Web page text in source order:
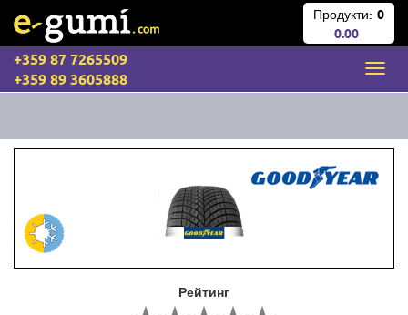
Продукти: 0
0.00
+359 87 7265509
+359 89 3605888
Рейтинг